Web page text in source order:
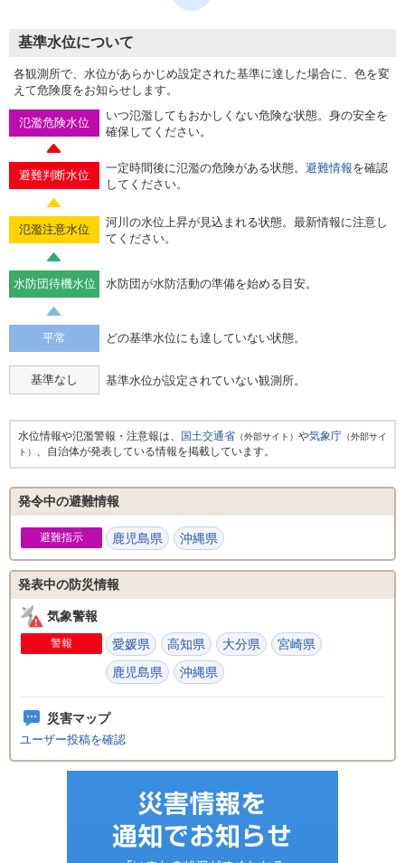
基準水位について
各観測所で、水位があらかじめ設定された基準に達した場合に、色を変
えて危険度をお知らせします。
氾濫危険水位
いつ氾濫してもおかしくない危険な状態。身の安全を
確保してください。
避難判断水位
一定時間後に氾濫の危険がある状態。 避難情報を確認
してください。
氾濫注意水位
河川の水位上昇が見込まれる状態。最新情報に注意し
てください。
水防団待機水位 水防団が水防活動の準備を始める目安。
平常 どの基準水位にも達していない状態。
基準なし 基準水位が設定されていない観測所。
水位情報や氾濫警報・注意報は、 国土交通省 （外部サイト） や気象庁 （外部サイ
ト） 、自治体が発表している情報を掲載しています。
発令中の避難情報
避難指示 鹿児島県 沖縄県
発表中の防災情報
気象警報
警報 愛媛県 高知県 大分県
宮崎県
鹿児島県
沖縄県
災害マップ
ユーザー投稿を確認